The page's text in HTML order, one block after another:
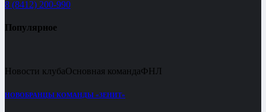
8 (8412) 200-990
Популярное
Новости клубаОсновная командаФНЛ
НОВОБРАНЦЫ КОМАНДЫ «ЗЕНИТ»